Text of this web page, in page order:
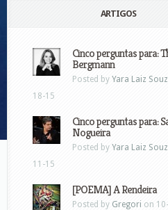
ARTIGOS
Cinco perguntas para:
Bergmann
Posted by Yara Laiz
18-15
Cinco perguntas para:
Nogueira
Posted by Yara Laiz
11-15
[POEMA] A Rendeira
Posted by Gregori on